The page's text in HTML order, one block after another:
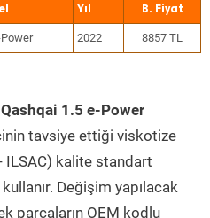
Yıl
2022 8857 TL
1.5 e-Power
tavsiye ettiği viskotize
ILSAC) kalite standart
Değişim yapılacak
parçaların OEM kodlu